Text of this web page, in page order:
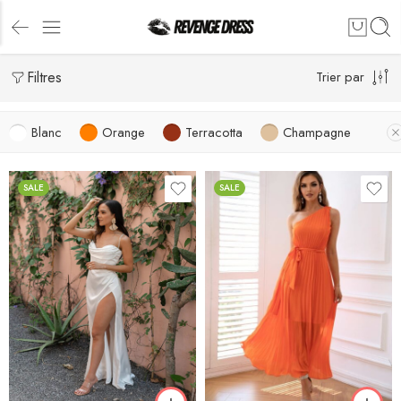
Filtres Trier par
Blanc Orange Terracotta Champagne
SALE SALE